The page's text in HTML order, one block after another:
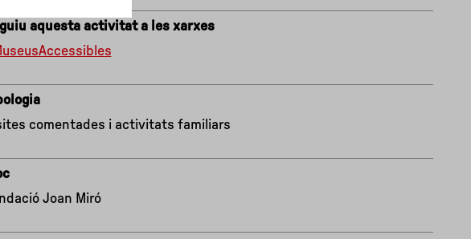
aquesta activitat a les xarxes
comentades i activitats familiars
Joan Miró